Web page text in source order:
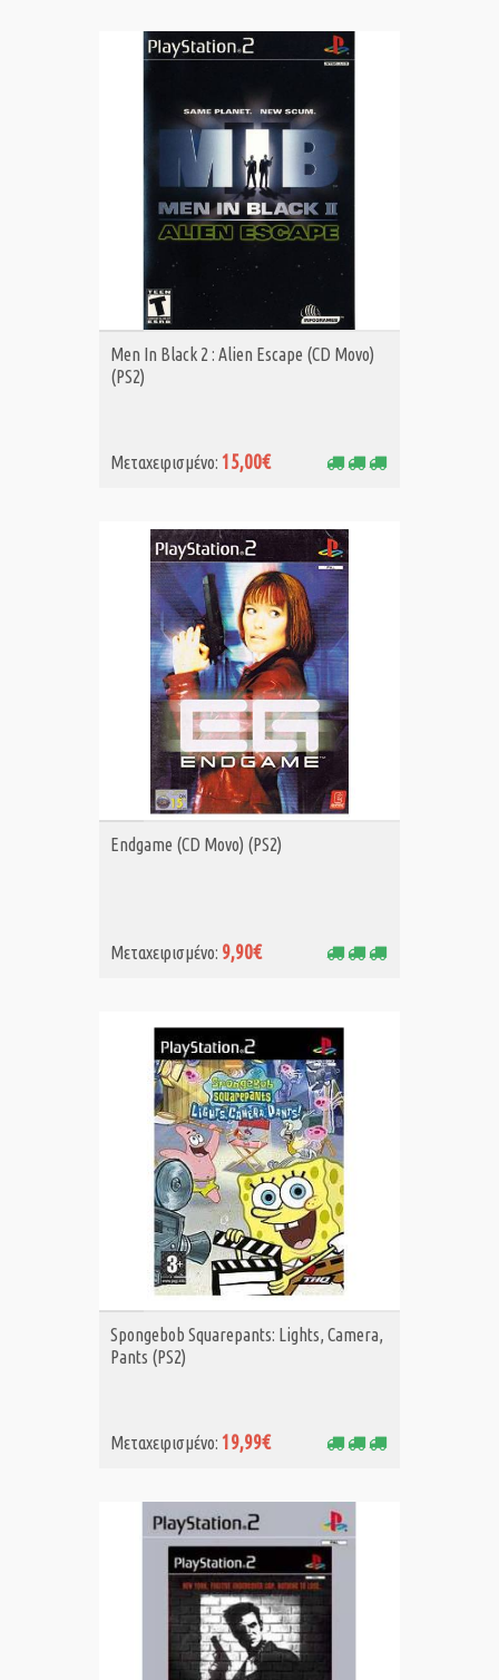
ΑΓΟΡΑ MET.
Men In Black 2 : Alien Escape (CD Μονο)
(PS2)
Μεταχειρισμένο: 15,00€
ΑΓΟΡΑ MET.
Endgame (CD Μονο) (PS2)
Μεταχειρισμένο: 9,90€
ΑΓΟΡΑ MET.
Spongebob Squarepants: Lights, Camera,
Pants (PS2)
Μεταχειρισμένο: 19,99€